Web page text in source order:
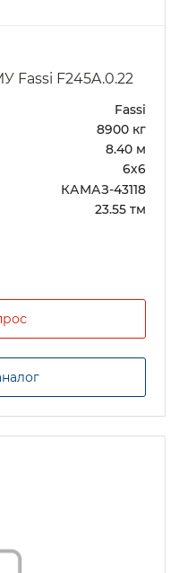
Fassi F245A.0.22
Fassi
8900 кг
8.40 м
6х6
КАМАЗ-43118
23.55 тм